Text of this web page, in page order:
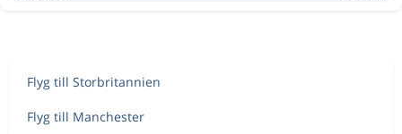
Flyg till Storbritannien
Flyg till Manchester